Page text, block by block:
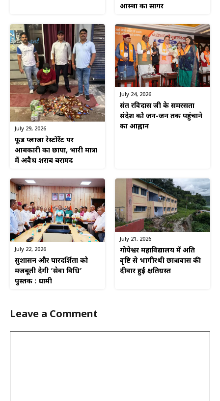
आस्था का सागर
July 29, 2026
फूड प्लाजा रेस्टोरेंट पर
आबकारी का छापा, भारी मात्रा
में अवैध शराब बरामद
July 24, 2026
संत रविदास जी के समरसता
संदेश को जन-जन तक पहुंचाने
का आह्वान
July 22, 2026
सुशासन और पारदर्शिता को
मजबूती देगी ‘सेवा विधि’
पुस्तक : धामी
July 21, 2026
गोपेश्वर महाविद्यालय में अति
वृष्टि से भागीरथी छात्रावास की
दीवार हुई क्षतिग्रस्त
Leave a Comment